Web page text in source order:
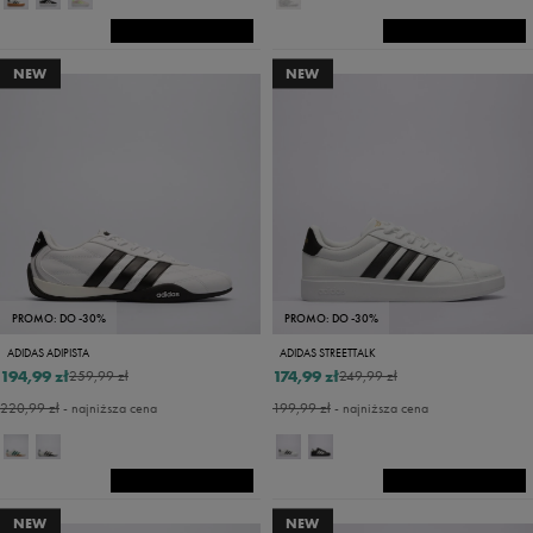
NEW
PROMO: DO -30%
ADIDAS ADIPISTA
259,99 zł
194,99 zł
220,99 zł- najniższa cena
NEW
PROMO: DO -30%
ADIDAS STREETTALK
249,99 zł
174,99 zł
199,99 zł- najniższa cena
NEW NEW